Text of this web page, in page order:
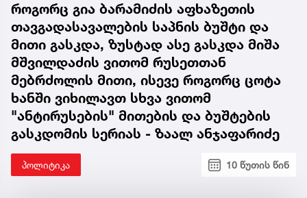
როგორც გია ბარამიძის აფხაზეთის
თავგადასავალების საპნის ბუშტი და
მითი გასკდა, ზუსტად ასე გასკდა მიშა
მშვილდაძის ვითომ რუსეთთან
მებრძოლის მითი, ისევე როგორც ცოტა
ხანში ვიხილავთ სხვა ვითომ
"ანტირუსების" მითების და ბუშტების
გასკდომის სერიას - ზაალ ანჯაფარიძე
პოლიტიკა 10 წუთის წინ